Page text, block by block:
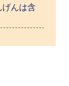
んは含